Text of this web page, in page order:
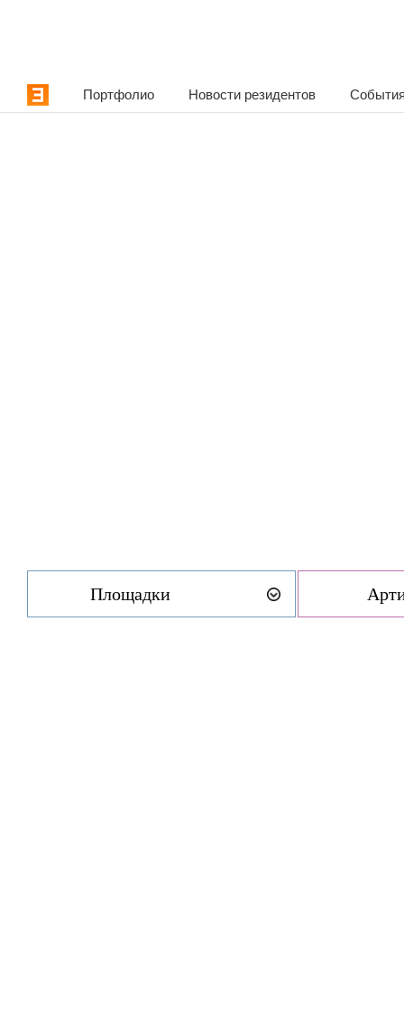
Портфолио Новости резидентов
Площадки